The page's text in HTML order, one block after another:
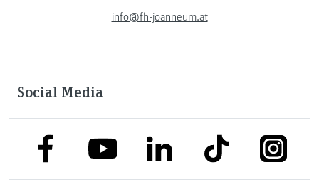
info@fh-joanneum.at
Social Media
link to facebooklink to youtubelink to linkedinlink to tiktok